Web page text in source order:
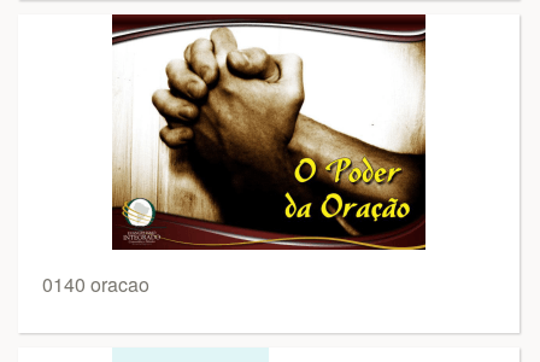
0140 oracao